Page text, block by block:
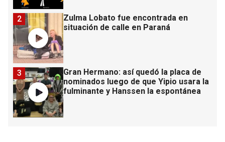
Zulma Lobato fue encontrada en
situación de calle en Paraná
2
Gran Hermano: así quedó la placa de
nominados luego de que Yipio usara la
fulminante y Hanssen la espontánea
3